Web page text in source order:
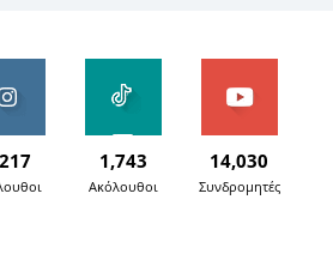
1,743
Ακόλουθοι
14,030
Συνδρομητές